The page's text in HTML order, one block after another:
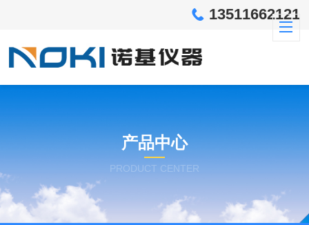
13511662121
产品中心
PRODUCT CENTER